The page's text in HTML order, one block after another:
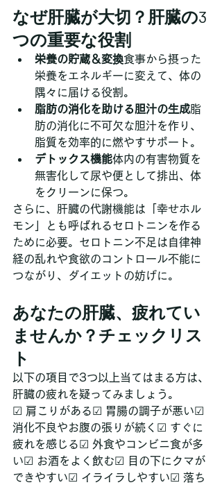
なぜ肝臓が大切？肝臓の3
つの重要な役割
栄養の貯蔵＆変換食事から摂った
栄養をエネルギーに変えて、体の
隅々に届ける役割。
脂肪の消化を助ける胆汁の生成脂
肪の消化に不可欠な胆汁を作り、
脂質を効率的に燃やすサポート。
デトックス機能体内の有害物質を
無害化して尿や便として排出、体
をクリーンに保つ。
さらに、肝臓の代謝機能は「幸せホル
モン」とも呼ばれるセロトニンを作る
ために必要。セロトニン不足は自律神
経の乱れや食欲のコントロール不能に
つながり、ダイエットの妨げに。
あなたの肝臓、疲れてい
ませんか？チェックリス
ト
以下の項目で3つ以上当てはまる方は、
肝臓の疲れを疑ってみましょう。
☑ 肩こりがある☑ 胃腸の調子が悪い☑
消化不良やお腹の張りが続く☑ すぐに
疲れを感じる☑ 外食やコンビニ食が多
い☑ お酒をよく飲む☑ 目の下にクマが
できやすい☑ イライラしやすい☑ 落ち